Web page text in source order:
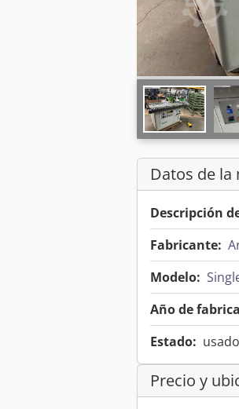
Datos de la
Descripción
Fabricante:
Modelo:
Año de
Estado: usado
Precio y